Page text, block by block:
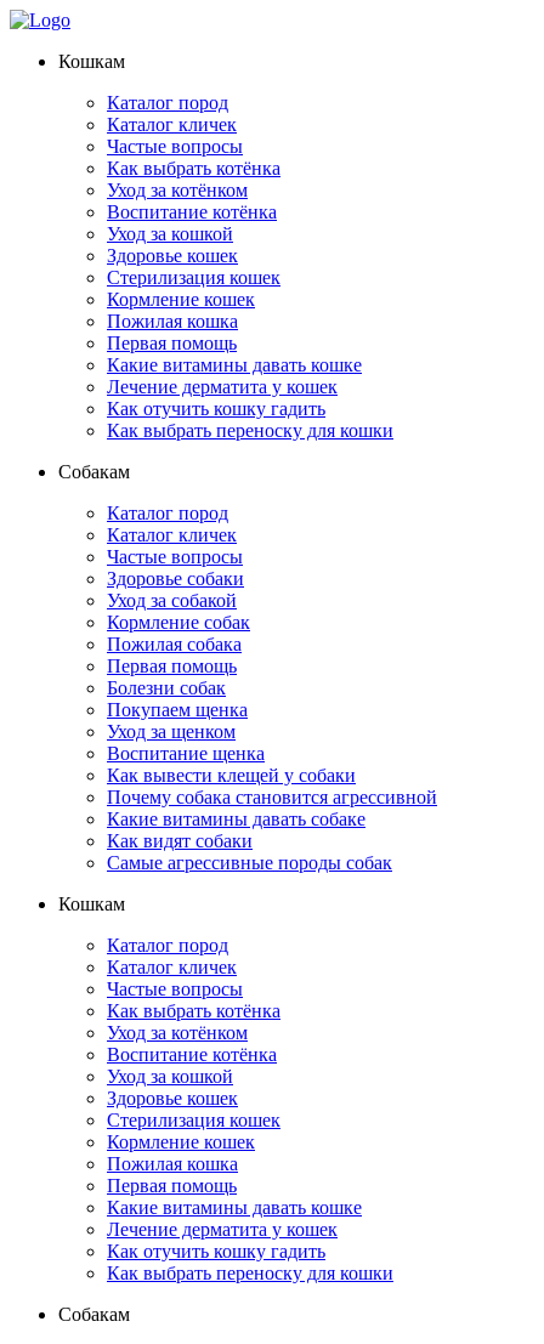
Кошкам
Каталог пород
Каталог кличек
Частые вопросы
Как выбрать котёнка
Уход за котёнком
Воспитание котёнка
Уход за кошкой
Здоровье кошек
Стерилизация кошек
Кормление кошек
Пожилая кошка
Первая помощь
Какие витамины давать кошке
Лечение дерматита у кошек
Как отучить кошку гадить
Как выбрать переноску для кошки
Собакам
Каталог пород
Каталог кличек
Частые вопросы
Здоровье собаки
Уход за собакой
Кормление собак
Пожилая собака
Первая помощь
Болезни собак
Покупаем щенка
Уход за щенком
Воспитание щенка
Как вывести клещей у собаки
Почему собака становится агрессивной
Какие витамины давать собаке
Как видят собаки
Самые агрессивные породы собак
Кошкам
Каталог пород
Каталог кличек
Частые вопросы
Как выбрать котёнка
Уход за котёнком
Воспитание котёнка
Уход за кошкой
Здоровье кошек
Стерилизация кошек
Кормление кошек
Пожилая кошка
Первая помощь
Какие витамины давать кошке
Лечение дерматита у кошек
Как отучить кошку гадить
Как выбрать переноску для кошки
Собакам